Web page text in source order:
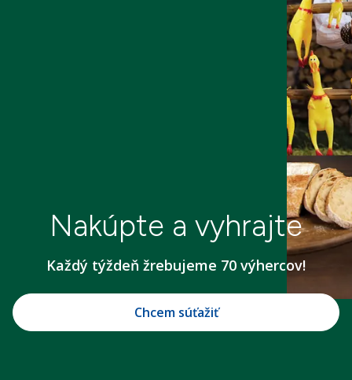
Nakúpte a vyhrajte
Každý týždeň žrebujeme 70 výhercov!
Chcem súťažiť